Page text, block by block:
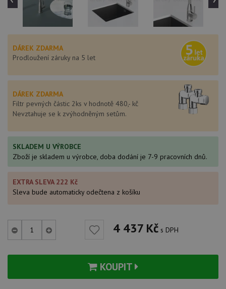
DÁREK ZDARMA
Prodloužení záruky na 5 let
DÁREK ZDARMA
Filtr pevných částic 2ks v hodnotě 480,- kč
Nevztahuje se k zvýhodněným setům.
SKLADEM U VÝROBCE
Zboží je skladem u výrobce, doba dodání je 7-9 pracovních dnů.
EXTRA SLEVA 222 Kč
Sleva bude automaticky odečtena z košíku
4 437 Kč s DPH
KOUPIT